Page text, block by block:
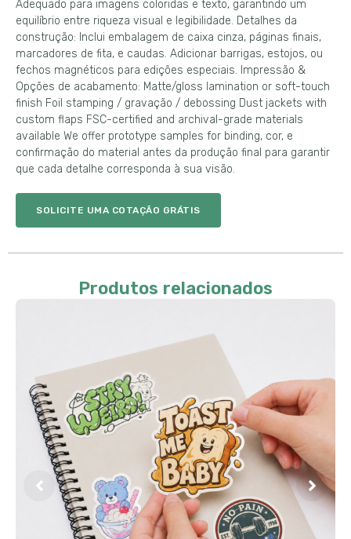
Adequado para imagens coloridas e texto, garantindo um
equilíbrio entre riqueza visual e legibilidade. Detalhes da
construção: Inclui embalagem de caixa cinza, páginas finais,
marcadores de fita, e caudas. Adicionar barrigas, estojos, ou
fechos magnéticos para edições especiais. Impressão &
Opções de acabamento: Matte/gloss lamination or soft-touch
finish Foil stamping / gravação / debossing Dust jackets with
custom flaps FSC-certified and archival-grade materials
available We offer prototype samples for binding, cor, e
confirmação do material antes da produção final para garantir
que cada detalhe corresponda à sua visão.
SOLICITE UMA COTAÇÃO GRÁTIS
Produtos relacionados